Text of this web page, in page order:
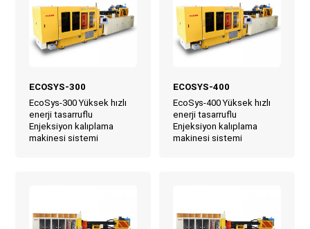
ECOSYS-300
EcoSys-300 Yüksek hızlı
enerji tasarruflu
Enjeksiyon kalıplama
makinesi sistemi
ECOSYS-400
EcoSys-400 Yüksek hızlı
enerji tasarruflu
Enjeksiyon kalıplama
makinesi sistemi